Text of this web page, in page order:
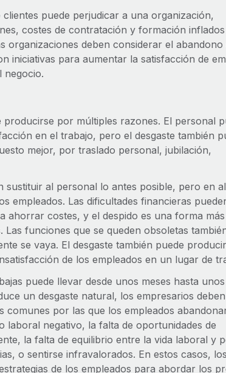
puede perjudicar a una organización,
costes de contratación y formación
organizaciones deben considerar el abandono
iniciativas para aumentar la satisfacción de
negocio.
por múltiples razones. El personal
en el trabajo, pero el desgaste también
mejor, por traslado personal, jubilación,
sustituir al personal lo antes posible, pero en
empleados. Las dificultades financieras
ahorrar costes, y el despido es una forma
funciones que se queden obsoletas
se vaya. El desgaste también puede
de los empleados en un lugar de
puede llevar desde unos meses hasta
un desgaste natural, los empresarios deben
por las que los empleados
negativo, la falta de oportunidades de
la falta de equilibrio entre la vida laboral y
o sentirse infravalorados. En estos casos, los
de los empleados para abordar los